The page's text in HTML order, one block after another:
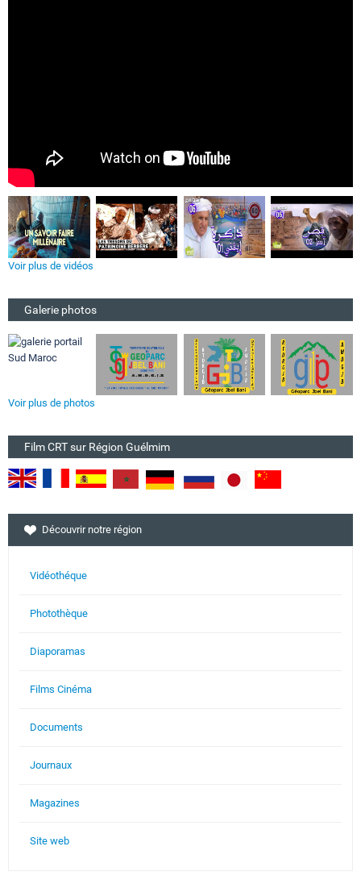
Voir plus de vidéos
Galerie photos
Voir plus de photos
Film CRT sur Région Guélmim
Découvrir notre région
Vidéothéque
Photothèque
Diaporamas
Films Cinéma
Documents
Journaux
Magazines
Site web